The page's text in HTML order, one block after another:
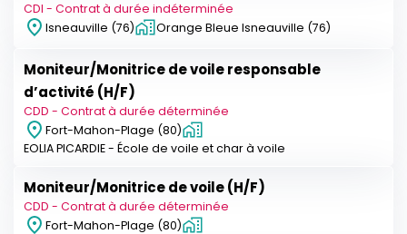
CDI - Contrat à durée indéterminée
Isneauville (76)
Orange Bleue Isneauville (76)
Moniteur/Monitrice de voile responsable
d’activité (H/F)
CDD - Contrat à durée déterminée
Fort-Mahon-Plage (80)
EOLIA PICARDIE - École de voile et char à voile
Moniteur/Monitrice de voile (H/F)
CDD - Contrat à durée déterminée
Fort-Mahon-Plage (80)